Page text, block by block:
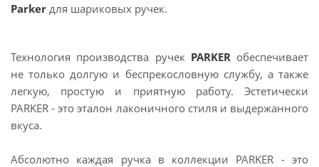
Parker для шариковых ручек.
Технология производства ручек PARKER обеспечивает
не только долгую и беспрекословную службу, а также
легкую, простую и приятную работу. Эстетически
PARKER - это эталон лаконичного стиля и выдержанного
вкуса.
Абсолютно каждая ручка в коллекции PARKER - это